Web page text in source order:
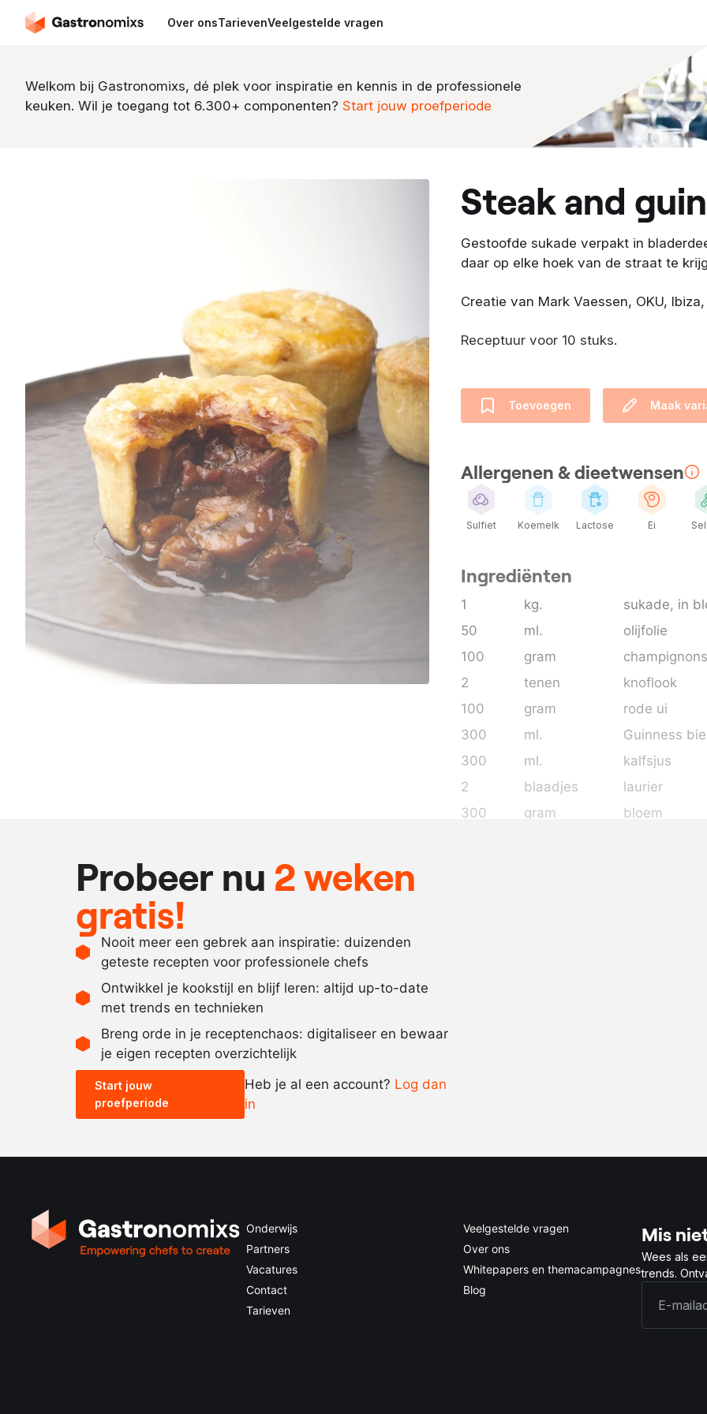
Over onsTarievenVeelgestelde vragen
Welkom bij Gastronomixs, dé plek voor inspiratie en kennis in de professionele
keuken. Wil je toegang tot 6.300+ componenten? Start jouw proefperiode
steak and
Gestoofde sukade verpakt in
daar op elke hoek van de straat te
Creatie van Mark Vaessen, OKU,
Receptuur voor 10 stuks.
Toevoegen Maak
Allergenen & dieetwensen
Sulfiet Koemelk Lactose Ei
Ingrediënten
1 kg. sukade, in
50
ml.
olijfolie
100
gram
champignons
2
tenen
knoflook
100
gram
rode ui
300
ml.
Guinness
300
ml.
kalfsjus
2
blaadjes
laurier
300
gram
bloem
Probeer nu 2 weken
gratis!
Nooit meer een gebrek aan inspiratie: duizenden
geteste recepten voor professionele chefs
Ontwikkel je kookstijl en blijf leren: altijd up-to-date
met trends en technieken
Breng orde in je receptenchaos: digitaliseer en bewaar
je eigen recepten overzichtelijk
Start jouw
proefperiode
Heb je al een account? Log dan
in
Onderwijs
Partners
Vacatures
Contact
Tarieven
Veelgestelde vragen
Over ons
Whitepapers en themacampagnes
Blog
Mis
Wees als
trends.